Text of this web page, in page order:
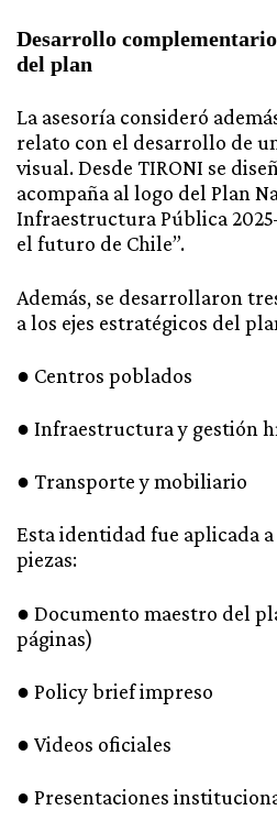
Desarrollo
del plan
La asesoría consideró
relato con el desarrollo de
visual. Desde TIRONI se
acompaña al logo del Plan
Infraestructura Pública
el futuro de Chile”.
Además, se desarrollaron
a los ejes estratégicos del
● Centros poblados
● Infraestructura y gestión
● Transporte y mobiliario
Esta identidad fue aplicada
piezas:
● Documento maestro del
páginas)
● Policy brief impreso
● Videos oficiales
● Presentaciones